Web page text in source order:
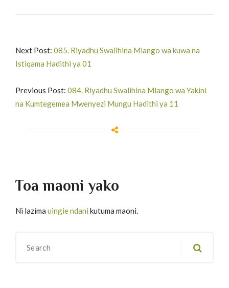
Next Post: 085. Riyadhu Swalihina Mlango wa kuwa na
Istiqama Hadithi ya 01
Previous Post: 084. Riyadhu Swalihina Mlango wa Yakini
na Kumtegemea Mwenyezi Mungu Hadithi ya 11
Toa maoni yako
Ni lazima uingie ndani kutuma maoni.